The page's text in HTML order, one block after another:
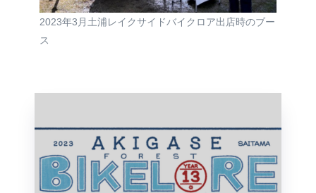
2023年3月土浦レイクサイドバイクロア出店時のブー
ス